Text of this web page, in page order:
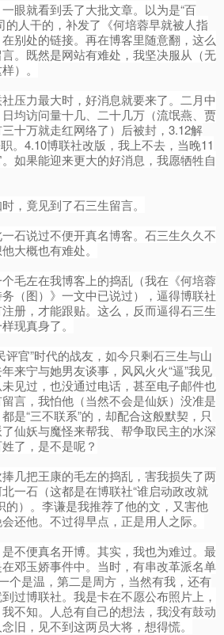
就看到丢了大批文章。以为是“百
的人干的，补发了《何培蓉早就被人指
别处的链接。再在博客里随意翻，这么
。既然是网站有难处，我坚决服从（无
）。
力最大时，好消息就要来了。二月中
均访问量十几、二十几万（流氓燕、贾
十万就走红网络了）后被封，3.12解
。4.10博联社改版，我上不去，当晚11
如果能迎来更大的好消息，我愿牺牲自
竟见到了石三生留言。
说过不便开真名博客。石三生久久不
大概也有难处。
左在我博客上的捣乱（我在《何培蓉
（图）》一文中已说过），逼得博联社
册，才能跟贴。这么，反而逼得石三生
现真身了。
官”时代的战友，如今只剩石三生与山
来宁与她男友谈事，风风火火“逼”我见
见过，也没通过电话，甚至电子邮件也
言，我怕他（当然不会是仙妖）没准是
是“三不联系”的，却配合这般默契，只
仙妖与魔怪来帮我、帮争取民主的水深
了，是不是呢？
把王康的毛左的捣乱，害我损失了两
一石（这都是在博联社“谁启动政改就
的）。李谦是我推荐了他的文，又害他
还他。不过得早点，正是用人之际。
便真名开博。其实，我也为难过。最
邓玉娇事件中。当时，有串改革派名单
个是温，第二是周方，当然有我，还有
过博联社。我是卡在不愿公布照片上，
不知。人总有自己的想法，我没有鼓动
旧，见不到这两员大将，想得慌。